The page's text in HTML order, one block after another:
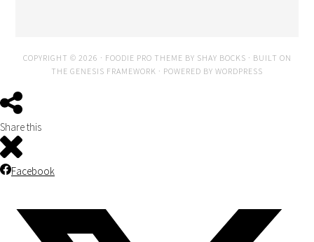
COPYRIGHT © 2026 · FOODIE PRO THEME BY SHAY BOCKS · BUILT ON
THE GENESIS FRAMEWORK · POWERED BY WORDPRESS
Share this
Facebook